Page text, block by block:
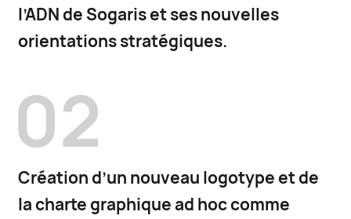
l’ADN de Sogaris et ses nouvelles
orientations stratégiques.
02
Création d’un nouveau logotype et de
la charte graphique ad hoc comme